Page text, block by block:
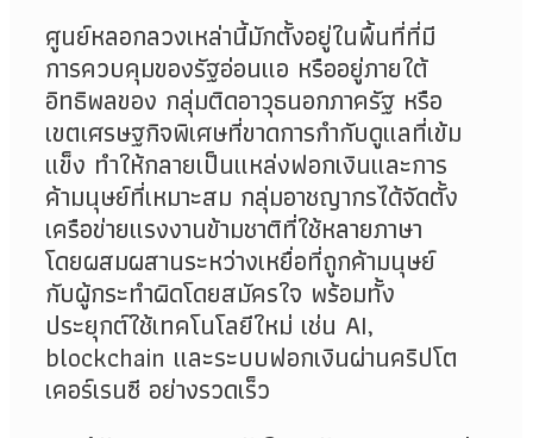
ศูนย์หลอกลวงเหล่านี้มักตั้งอยู่ในพื้นที่ที่มี
การควบคุมของรัฐอ่อนแอ หรืออยู่ภายใต้
อิทธิพลของ กลุ่มติดอาวุธนอกภาครัฐ หรือ
เขตเศรษฐกิจพิเศษที่ขาดการกำกับดูแลที่เข้ม
แข็ง ทำให้กลายเป็นแหล่งฟอกเงินและการ
ค้ามนุษย์ที่เหมาะสม กลุ่มอาชญากรได้จัดตั้ง
เครือข่ายแรงงานข้ามชาติที่ใช้หลายภาษา
โดยผสมผสานระหว่างเหยื่อที่ถูกค้ามนุษย์
กับผู้กระทำผิดโดยสมัครใจ พร้อมทั้ง
ประยุกต์ใช้เทคโนโลยีใหม่ เช่น AI,
blockchain และระบบฟอกเงินผ่านคริปโต
เคอร์เรนซี อย่างรวดเร็ว